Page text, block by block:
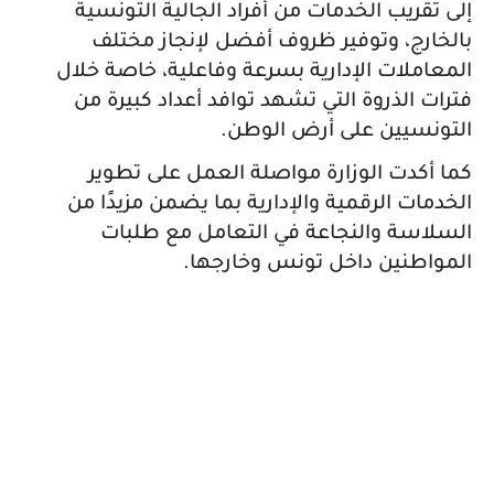
إلى تقريب الخدمات من أفراد الجالية التونسية
بالخارج، وتوفير ظروف أفضل لإنجاز مختلف
المعاملات الإدارية بسرعة وفاعلية، خاصة خلال
فترات الذروة التي تشهد توافد أعداد كبيرة من
التونسيين على أرض الوطن.
كما أكدت الوزارة مواصلة العمل على تطوير
الخدمات الرقمية والإدارية بما يضمن مزيدًا من
السلاسة والنجاعة في التعامل مع طلبات
المواطنين داخل تونس وخارجها.